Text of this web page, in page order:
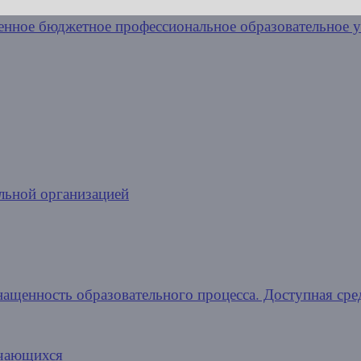
организацией
образовательного процесса. Доступная